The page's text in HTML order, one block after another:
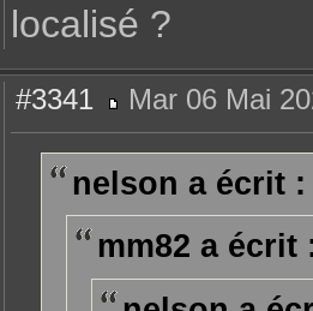
localisé ?
#3341
e
g
Mar 06 Mai
nelson a écrit :
mm82 a écrit